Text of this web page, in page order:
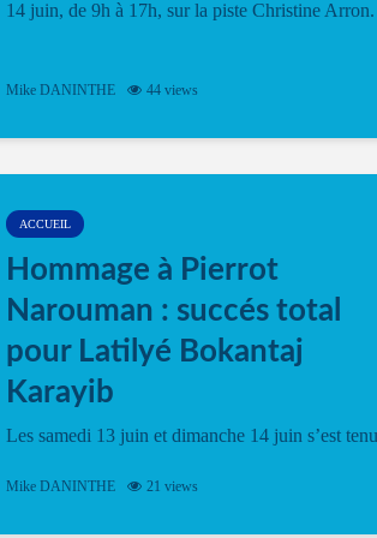
14 juin, de 9h à 17h, sur la piste Christine Arron.
Mike DANINTHE 44 views
ACCUEIL
Hommage à Pierrot
Narouman : succés total
pour Latilyé Bokantaj
Karayib
Les samedi 13 juin et dimanche 14 juin s’est tenu
vibrant à Pierrot Narouman, organisé par
Mike DANINTHE 21 views